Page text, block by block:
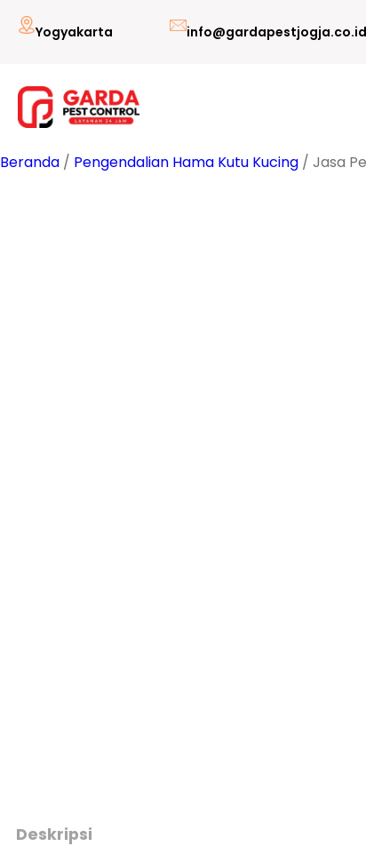
Lewati
Yogyakarta info@gardapestjogja.co.id
Beranda / Pengendalian Hama Kutu Kucing / Jasa
Deskripsi